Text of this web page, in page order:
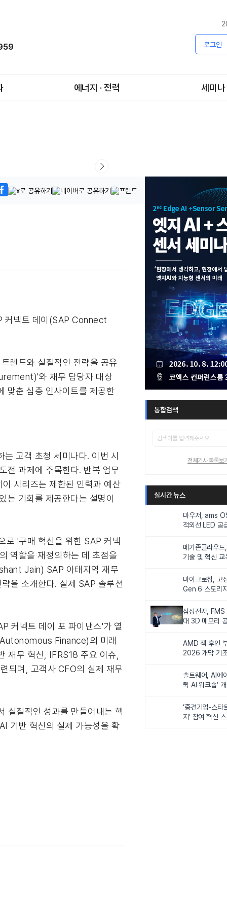
로그인
에너지 · 전력 세미나
커넥트 데이(SAP Connect
렌드와 실질적인 전략을 공유
와 재무 담당자 대상
맞춘 심층 인사이트를 제공한
고객 초청 세미나다. 이번 시
전 과제에 주목한다. 반복 업무
시리즈는 제한된 인력과 예산
는 기회를 제공한다는 설명이
로 '구매 혁신을 위한 SAP 커넥
역할을 재정의하는 데 초점을
Jain) SAP 아태지역 재무
을 소개한다. 실제 SAP 솔루션
커넥트 데이 포 파이낸스'가 열
Finance)의 미래
재무 혁신, IFRS18 주요 이슈,
되며, 고객사 CFO의 실제 재무
실질적인 성과를 만들어내는 핵
기반 혁신의 실제 가능성을 확
통합검색
전체기사 목록보
실시간 뉴스
마우저, ams
적외선 LED 공
메가존클라우드
기술 및 혁신
마이크로칩, 고
Gen 6 스토리
삼성전자,
대 3D 메모리
AMD 잭 후인
2026 개막 기
솔트웨어, AI에
퀵 AI 워크숍’
‘중견기업-스타
지’ 참여 혁신